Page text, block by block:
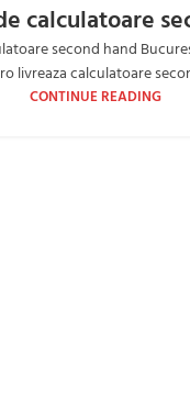
calculatoare
second hand
livreaza calculatoare
CONTINUE READING